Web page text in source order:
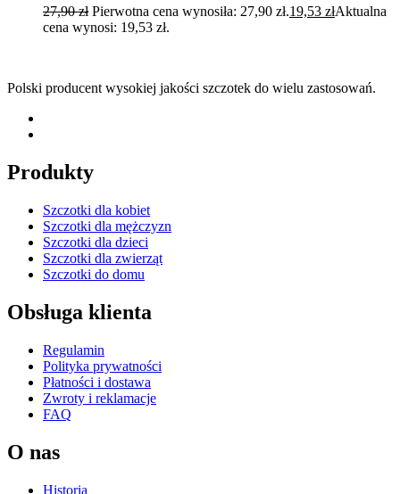
27,90zł Pierwotna cena wynosiła: 27,90 zł.19,53 złAktualna
cena wynosi: 19,53 zł.
Polski producent wysokiej jakości szczotek do wielu zastosowań.
Produkty
Szczotki dla kobiet
Szczotki dla mężczyzn
Szczotki dla dzieci
Szczotki dla zwierząt
Szczotki do domu
Obsługa klienta
Regulamin
Polityka prywatności
Płatności i dostawa
Zwroty i reklamacje
FAQ
O nas
Historia